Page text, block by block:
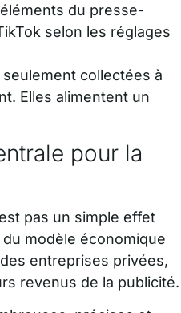
du presse-
selon les réglages
collectées à
Elles alimentent un
pour la
pas un simple effet
modèle économique
entreprises privées,
revenus de la publicité.